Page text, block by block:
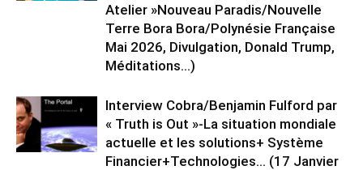
Atelier »Nouveau Paradis/Nouvelle
Terre Bora Bora/Polynésie Française
Mai 2026, Divulgation, Donald Trump,
Méditations…)
Interview Cobra/Benjamin Fulford par
« Truth is Out »-La situation mondiale
actuelle et les solutions+ Système
Financier+Technologies… (17 Janvier